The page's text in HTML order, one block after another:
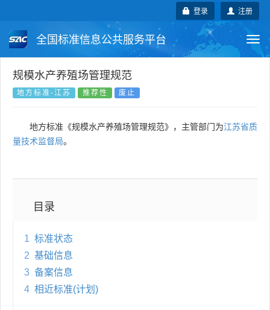
注册
登录
全国标准信息公共服务平台
国家标准 行业标准
国外标准 技术委员会
规模水产养殖场管理规范
地方标准-江苏 推荐性 废止
地方标准《规模水产养殖场管理规范》，主管部门为江苏省质
量技术监督局。
目录
1 标准状态
2 基础信息
3 备案信息
4 相近标准(计划)